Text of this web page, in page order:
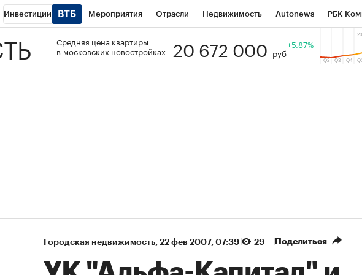
Инвестиции Мероприятия Отрасли Недвижимость Autonews РБК
Школа управления РБК РБК Образование Тренды
Средняя цена квартиры
в московских новостройках
20 672 000 руб
+5.87%
Городская недвижимость⁠, 22 фев 2007, 07:39 29 Поделиться